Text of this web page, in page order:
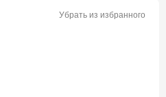
Убрать из избранного